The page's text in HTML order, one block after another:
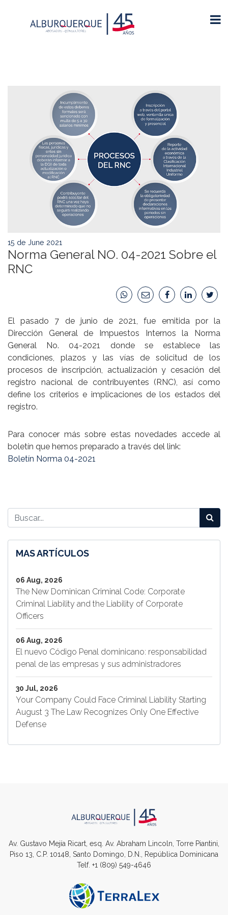
15 de June 2021
Norma General NO. 04-2021 Sobre el
RNC
El pasado 7 de junio de 2021, fue emitida por la
Dirección General de Impuestos Internos la Norma
General No. 04-2021 donde se establece las
condiciones, plazos y las vías de solicitud de los
procesos de inscripción, actualización y cesación del
registro nacional de contribuyentes (RNC), así como
define los criterios e implicaciones de los estados del
registro.
Para conocer más sobre estas novedades accede al
boletín que hemos preparado a través del link:
Boletín Norma 04-2021
MAS ARTÍCULOS
06 Aug, 2026
The New Dominican Criminal Code: Corporate
Criminal Liability and the Liability of Corporate
Officers
06 Aug, 2026
El nuevo Código Penal dominicano: responsabilidad
penal de las empresas y sus administradores
30 Jul, 2026
Your Company Could Face Criminal Liability Starting
August 3 The Law Recognizes Only One Effective
Defense
Av. Gustavo Mejía Ricart, esq. Av. Abraham Lincoln, Torre Piantini,
Piso 13, C.P. 10148, Santo Domingo, D.N., República Dominicana
Telf. +1 (809) 549-4646